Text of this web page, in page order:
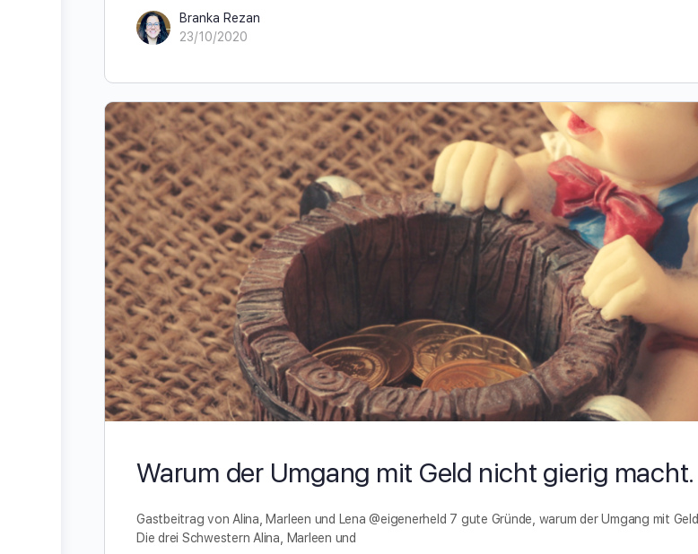
Branka Rezan
23/10/2020
Warum der Umgang mit Geld nicht gierig macht.
Gastbeitrag von Alina, Marleen und Lena @eigenerheld 7 gute Gründe, warum der Umgang mit
Die drei Schwestern Alina, Marleen und